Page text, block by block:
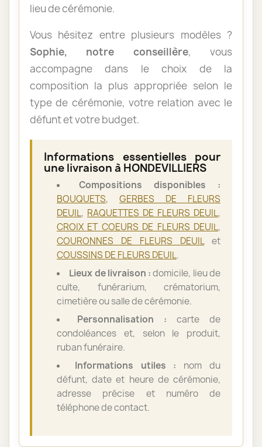
lieu de cérémonie.
Vous hésitez entre plusieurs modèles ?
Sophie, notre conseillère, vous
accompagne dans le choix de la
composition la plus appropriée selon le
type de cérémonie, votre relation avec le
défunt et votre budget.
Informations essentielles pour
une livraison à HONDEVILLIERS
Compositions disponibles :
BOUQUETS, GERBES DE FLEURS
DEUIL, RAQUETTES DE FLEURS DEUIL,
CROIX ET COEURS DE FLEURS DEUIL,
COURONNES DE FLEURS DEUILet
COUSSINS DE FLEURS DEUIL.
Lieux de livraison :domicile, lieu de
culte, funérarium, crématorium,
cimetière ou salle de cérémonie.
Personnalisation : carte de
condoléances et, selon le produit,
ruban funéraire.
Informations utiles : nom du
défunt, date et heure de cérémonie,
adresse précise et numéro de
téléphone de contact.